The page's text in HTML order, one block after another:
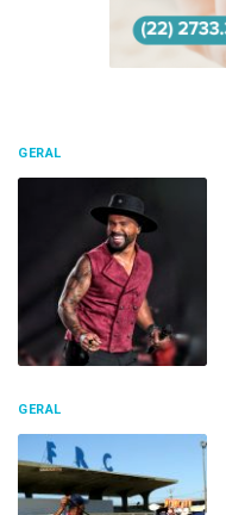
GERAL
GERAL